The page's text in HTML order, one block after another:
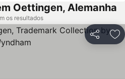
Oettingen, Alemanha
os resultados
Partilhar